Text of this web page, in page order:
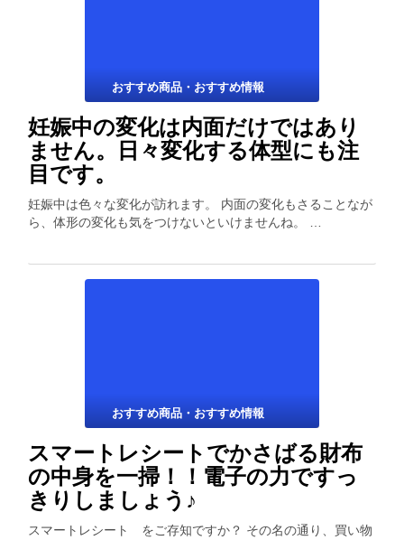
おすすめ商品・おすすめ情報
妊娠中の変化は内面だけではあり
ません。日々変化する体型にも注
目です。
妊娠中は色々な変化が訪れます。 内面の変化もさることなが
ら、体形の変化も気をつけないといけませんね。 …
おすすめ商品・おすすめ情報
スマートレシートでかさばる財布
の中身を一掃！！電子の力ですっ
きりしましょう♪
スマートレシート をご存知ですか？ その名の通り、買い物